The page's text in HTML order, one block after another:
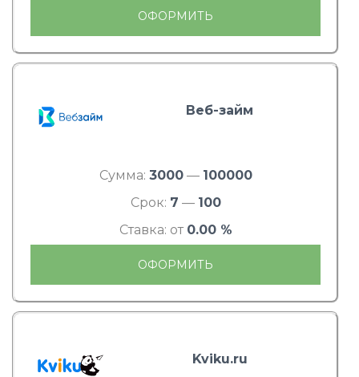
ОФОРМИТЬ
Веб-займ
Сумма: 3000— 100000
Срок: 7 — 100
Ставка: от 0.00 %
ОФОРМИТЬ
Kviku.ru